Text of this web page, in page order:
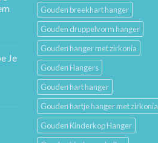
Je
Gouden breekhart hanger
Gouden druppelvorm hanger
Gouden hanger met zirkonia
Gouden Hangers
Gouden hart hanger
Gouden hartje hanger met zirkonia
Gouden Kinderkop Hanger